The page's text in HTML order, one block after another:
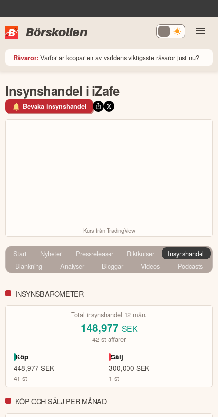
Börskollen
Råvaror: Varför är koppar en av världens viktigaste råvaror just nu?
Insynshandel i iZafe
Bevaka insynshandel
Kurs från TradingView
Start Nyheter Pressreleaser Riktkurser
Insynshandel
Blankning
Analyser Bloggar Videos Podcasts
INSYNSBAROMETER
Total insynshandel 12 mån.
148,977 SEK
42 st affärer
Köp
448,977 SEK
41 st
Sälj
300,000 SEK
1 st
KÖP OCH SÄLJ PER MÅNAD